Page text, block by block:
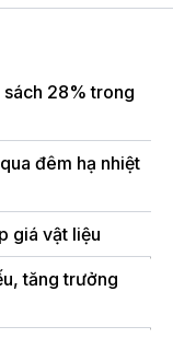
28% trong
đêm hạ nhiệt
giá vật liệu
tăng trưởng